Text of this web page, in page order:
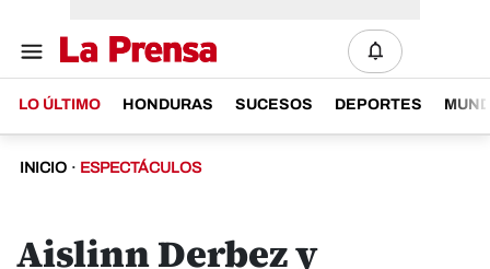
LO ÚLTIMO HONDURAS SUCESOS DEPORTES
INICIO · ESPECTÁCULOS
Aislinn Derbez y